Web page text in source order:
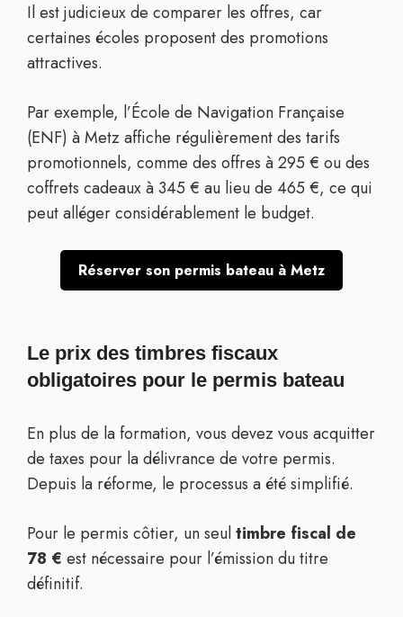
Il est judicieux de comparer les offres, car
certaines écoles proposent des promotions
attractives.
Par exemple, l’École de Navigation Française
(ENF) à Metz affiche régulièrement des tarifs
promotionnels, comme des offres à 295 € ou des
coffrets cadeaux à 345 € au lieu de 465 €, ce qui
peut alléger considérablement le budget.
Réserver son permis bateau à Metz
Le prix des timbres fiscaux
obligatoires pour le permis bateau
En plus de la formation, vous devez vous acquitter
de taxes pour la délivrance de votre permis.
Depuis la réforme, le processus a été simplifié.
Pour le permis côtier, un seultimbre fiscal de
78 € est nécessaire pour l’émission du titre
définitif.